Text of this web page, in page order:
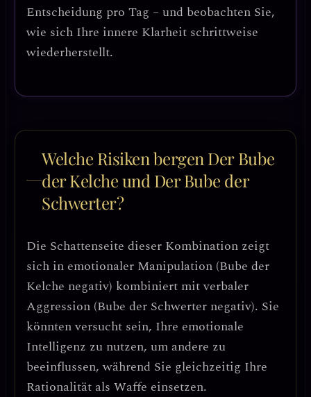
Entscheidung pro Tag – und beobachten Sie,
wie sich Ihre innere Klarheit schrittweise
wiederherstellt.
Welche Risiken bergen Der Bube
der Kelche und Der Bube der
Schwerter?
Die Schattenseite dieser Kombination zeigt
sich in emotionaler Manipulation (Bube der
Kelche negativ) kombiniert mitverbaler
Aggression (Bube der Schwerter negativ). Sie
könnten versucht sein, Ihre emotionale
Intelligenz zu nutzen, um andere zu
beeinflussen, während Sie gleichzeitig Ihre
Rationalität als Waffe einsetzen.